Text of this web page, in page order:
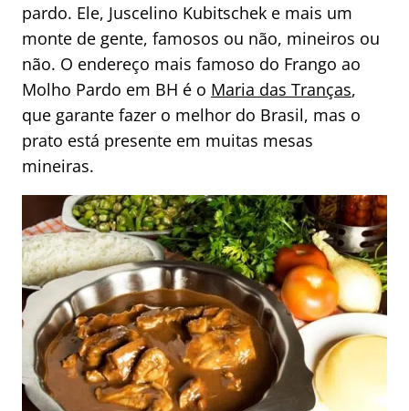
pardo. Ele, Juscelino Kubitschek e mais um
monte de gente, famosos ou não, mineiros ou
não. O endereço mais famoso do Frango ao
Molho Pardo em BH é o Maria das Tranças,
que garante fazer o melhor do Brasil, mas o
prato está presente em muitas mesas
mineiras.